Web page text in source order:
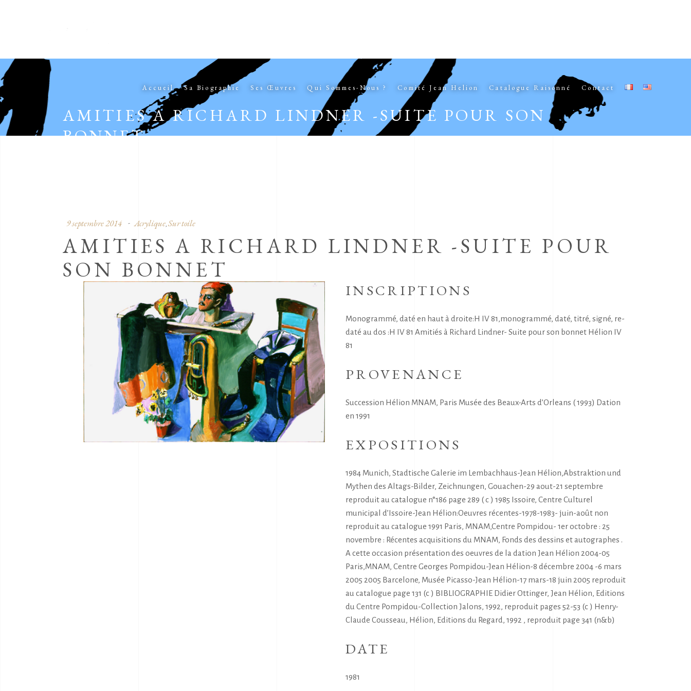
Accueil Sa Biographie Ses Œuvres Qui Sommes-Nous ? Comité Jean Helion Catalogue Raisonné Contact
AMITIES A RICHARD LINDNER -SUITE POUR SON
BONNET
9 septembre 2014 Acrylique, Sur toile
AMITIES A RICHARD LINDNER -SUITE POUR
SON BONNET
INSCRIPTIONS
Monogrammé, daté en haut à droite:H IV 81,monogrammé, daté, titré, signé, re-
daté au dos :H IV 81 Amitiés à Richard Lindner- Suite pour son bonnet Hélion IV
81
PROVENANCE
Succession Hélion MNAM, Paris Musée des Beaux-Arts d’Orleans ( 1993) Dation
en 1991
EXPOSITIONS
1984 Munich, Stadtische Galerie im Lembachhaus-Jean Hélion,Abstraktion und
Mythen des Altags-Bilder, Zeichnungen, Gouachen-29 aout-21 septembre
reproduit au catalogue n°186 page 289 ( c ) 1985 Issoire, Centre Culturel
municipal d’Issoire-Jean Hélion:Oeuvres récentes-1978-1983- juin-août non
reproduit au catalogue 1991 Paris, MNAM,Centre Pompidou- 1er octobre : 25
novembre : Récentes acquisitions du MNAM, Fonds des dessins et autographes .
A cette occasion présentation des oeuvres de la dation Jean Hélion 2004-05
Paris,MNAM, Centre Georges Pompidou-Jean Hélion-8 décembre 2004 -6 mars
2005 2005 Barcelone, Musée Picasso-Jean Hélion-17 mars-18 juin 2005 reproduit
au catalogue page 131 (c ) BIBLIOGRAPHIE Didier Ottinger, Jean Hélion, Editions
du Centre Pompidou-Collection Jalons, 1992, reproduit pages 52-53 (c ) Henry-
Claude Cousseau, Hélion, Editions du Regard, 1992 , reproduit page 341 (n&b)
DATE
1981